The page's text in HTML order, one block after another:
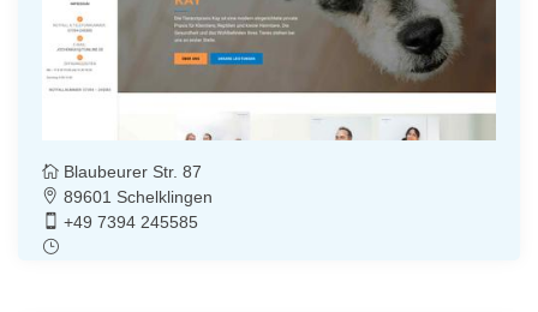
Blaubeurer Str. 87
89601 Schelklingen
+49 7394 245585